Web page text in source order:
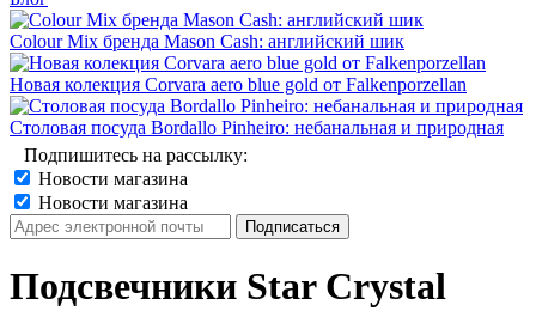
Colour Mix бренда Mason Cash: английский шик
Новая колекция Corvara aero blue gold от Falkenporzellan
Столовая посуда Bordallo Pinheiro: небанальная и природная
Подпишитесь на рассылку:
Новости магазина
Новости магазина
Подсвечники Star Crystal